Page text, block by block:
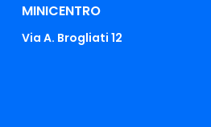
MINICENTRO
Via A. Brogliati 12